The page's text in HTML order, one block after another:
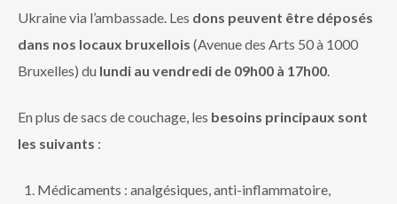
Ukraine via l’ambassade. Les dons peuvent être déposés
dans nos locaux bruxellois (Avenue des Arts 50 à 1000
Bruxelles) du lundi au vendredi de 09h00 à 17h00.
En plus de sacs de couchage, les besoins principaux sont
les suivants :
Médicaments : analgésiques, anti-inflammatoire,